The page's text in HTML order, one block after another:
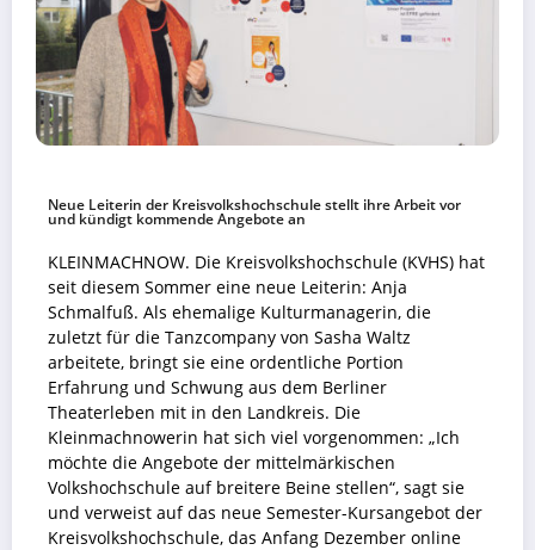
Neue Leiterin der Kreisvolkshochschule stellt ihre Arbeit vor
und kündigt kommende Angebote an
KLEINMACHNOW. Die Kreisvolkshochschule (KVHS) hat
seit diesem Sommer eine neue Leiterin: Anja
Schmalfuß. Als ehemalige Kulturmanagerin, die
zuletzt für die Tanzcompany von Sasha Waltz
arbeitete, bringt sie eine ordentliche Portion
Erfahrung und Schwung aus dem Berliner
Theaterleben mit in den Landkreis. Die
Kleinmachnowerin hat sich viel vorgenommen: „Ich
möchte die Angebote der mittelmärkischen
Volkshochschule auf breitere Beine stellen“, sagt sie
und verweist auf das neue Semester-Kursangebot der
Kreisvolkshochschule, das Anfang Dezember online